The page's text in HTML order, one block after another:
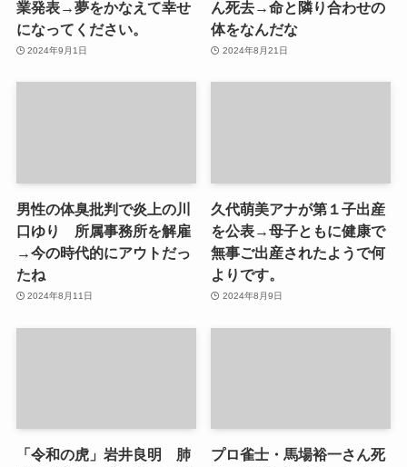
業発表→夢をかなえて幸せ
になってください。
2024年9月1日
ん死去→命と隣り合わせの
体をなんだな
2024年8月21日
男性の体臭批判で炎上の川
口ゆり 所属事務所を解雇
→今の時代的にアウトだっ
たね
2024年8月11日
久代萌美アナが第１子出産
を公表→母子ともに健康で
無事ご出産されたようで何
よりです。
2024年8月9日
「令和の虎」岩井良明 肺
プロ雀士・馬場裕一さん死